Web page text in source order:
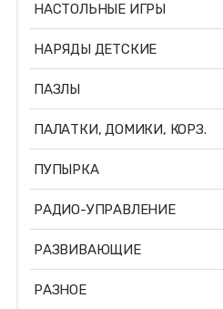
НАСТОЛЬНЫЕ ИГРЫ
НАРЯДЫ ДЕТСКИЕ
ПАЗЛЫ
ПАЛАТКИ, ДОМИКИ, КОРЗ.
ПУПЫРКА
РАДИО-УПРАВЛЕНИЕ
РАЗВИВАЮЩИЕ
РАЗНОЕ